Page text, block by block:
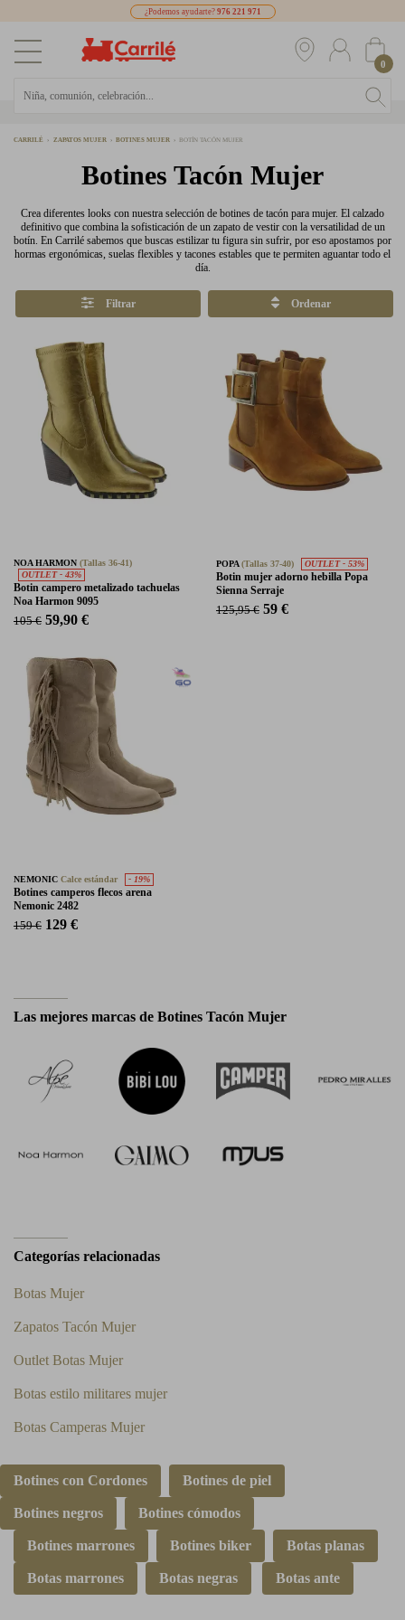
¿Podemos ayudarte? 976 221 971
0
CARRILÉ ZAPATOS MUJER BOTINES MUJER BOTÍN TACÓN MUJER
Botines Tacón Mujer
Crea diferentes looks con nuestra selección de botines de tacón para mujer. El calzado
definitivo que combina la sofisticación de un zapato de vestir con la versatilidad de un
botín. En Carrilé sabemos que buscas estilizar tu figura sin sufrir, por eso apostamos por
hormas ergonómicas, suelas flexibles y tacones estables que te permiten aguantar todo el
día.
Filtrar Ordenar
NOA HARMON (Tallas 36-41)
OUTLET - 43%
Botin campero metalizado tachuelas
Noa Harmon 9095
105 € 59,90 €
POPA(Tallas 37-40) OUTLET - 53%
Botin mujer adorno hebilla Popa
Sienna Serraje
125,95 € 59 €
NEMONIC Calce estándar - 19%
Botines camperos flecos arena
Nemonic 2482
159 € 129 €
Las mejores marcas de Botines Tacón Mujer
Categorías relacionadas
Botas Mujer
Zapatos Tacón Mujer
Outlet Botas Mujer
Botas estilo militares mujer
Botas Camperas Mujer
Botines con Cordones Botines de piel
Botines negros Botines cómodos
Botines marrones Botines biker Botas planas
Botas marrones Botas negras Botas ante